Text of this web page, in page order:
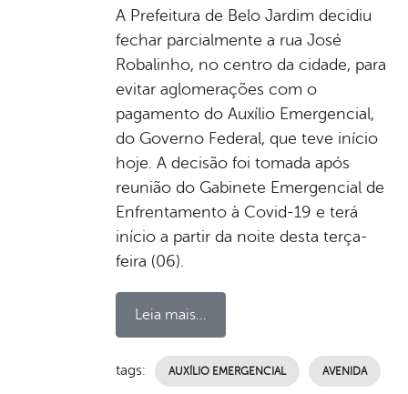
A Prefeitura de Belo Jardim decidiu
fechar parcialmente a rua José
Robalinho, no centro da cidade, para
evitar aglomerações com o
pagamento do Auxílio Emergencial,
do Governo Federal, que teve início
hoje. A decisão foi tomada após
reunião do Gabinete Emergencial de
Enfrentamento à Covid-19 e terá
início a partir da noite desta terça-
feira (06).
Leia mais...
tags: AUXÍLIO EMERGENCIAL AVENIDA